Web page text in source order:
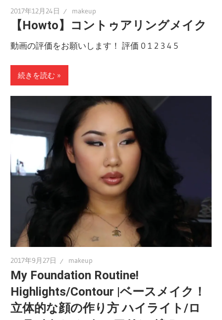
2017年12月24日 makeup
【Howto】コントゥアリングメイク
動画の評価をお願いします！ 評価 0 1 2 3 4 5
続きを読む
2017年9月27日 makeup
My Foundation Routine!
Highlights/Contour |ベースメイク！
立体的な顔の作り方 ハイライト/ロ